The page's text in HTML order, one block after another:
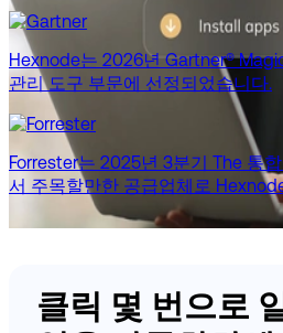
Hexnode는 2026년 Gartner®
관리 도구 부문에 선정되었습니다.
Forrester는 2025년 3분기 The 통
서 주목할만한 공급업체로
클릭 몇 번으로